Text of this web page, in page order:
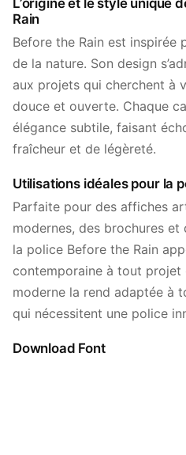
L’origine et le style unique
Rain
Before the Rain est inspirée
de la nature. Son design
aux projets qui cherchent à
douce et ouverte. Chaque
élégance subtile, faisant
fraîcheur et de légèreté.
Utilisations idéales pour la
Parfaite pour des affiches
modernes, des brochures
la police Before the Rain
contemporaine à tout projet
moderne la rend adaptée à
qui nécessitent une police
Download Font